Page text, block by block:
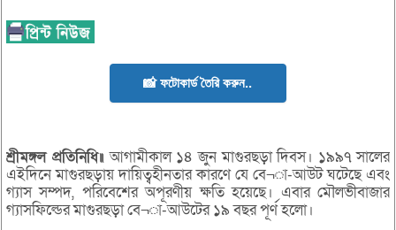
📸 ফটোকার্ড তৈরি করুন..
শ্রীমঙ্গল প্রতিনিধি॥ আগামীকাল ১৪ জুন মাগুরছড়া দিবস। ১৯৯৭ সালের
এইদিনে মাগুরছড়ায় দায়িত্বহীনতার কারণে যে বে¬া-আউট ঘটেছে এবং
গ্যাস সম্পদ, পরিবেশের অপূরণীয় ক্ষতি হয়েছে। এবার মৌলভীবাজার
গ্যাসফিল্ডের মাগুরছড়া বে¬া-আউটের ১৯ বছর পূর্ণ হলো।